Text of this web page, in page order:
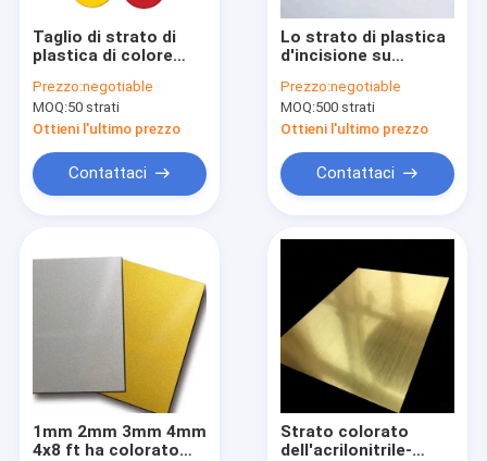
Taglio di strato di
plastica di colore
nero bianco di
rivestimento di
plastica 3mm da
graduare
Prezzo:negotiable
MOQ:50 strati
Ottieni l'ultimo prezzo
Contattaci
Lo strato di plastica
d'incisione su
dello strato 1.2m
dell'ABS di
lucentezza ha
tagliato per graduare
Prezzo:negotiable
MOQ:500 strati
Ottieni l'ultimo prezzo
Contattaci
1mm 2mm 3mm 4mm
4x8 ft ha colorato
Strato colorato
dell'acrilonitrile-